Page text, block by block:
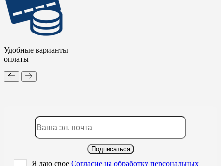
Удобные варианты
оплаты
Подписаться
Я даю свое Согласие на обработку персональных